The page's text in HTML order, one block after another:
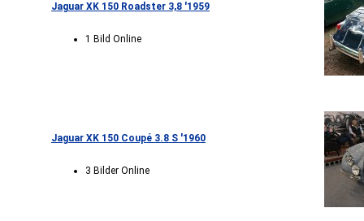
Jaguar XK 150 Roadster 3,8 '1959
1 Bild Online
Jaguar XK 150 Coupé 3.8 S '1960
3 Bilder Online